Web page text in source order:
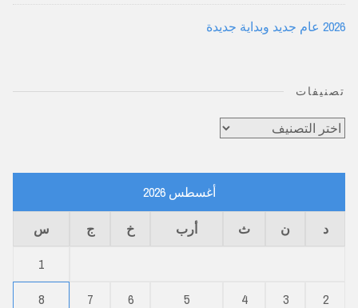
2026 عام جديد وبداية جديدة
تصنيفات
تصنيفات
أغسطس 2026
د ن ث أرب خ ج
س
1
2
3
4
5
6
7
8